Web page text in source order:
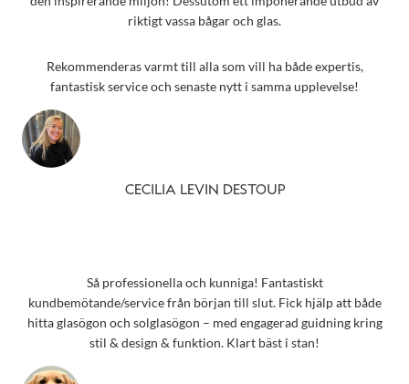
riktigt vassa bågar och glas.
Rekommenderas varmt till alla som vill ha både expertis,
fantastisk service och senaste nytt i samma upplevelse!
CECILIA LEVIN DESTOUP
Så professionella och kunniga! Fantastiskt
kundbemötande/service från början till slut. Fick hjälp att både
hitta glasögon och solglasögon – med engagerad guidning kring
stil & design & funktion. Klart bäst i stan!